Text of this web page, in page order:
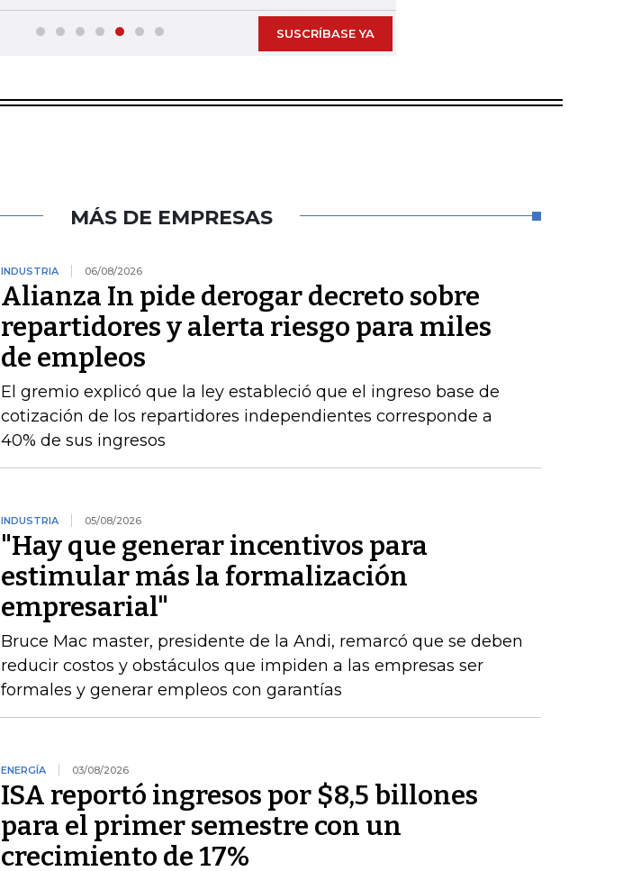
SUSCRÍBASE YA
MÁS DE EMPRESAS
INDUSTRIA 06/08/2026
Alianza In pide derogar decreto sobre
repartidores y alerta riesgo para miles
de empleos
El gremio explicó que la ley estableció que el ingreso base de
cotización de los repartidores independientes corresponde a
40% de sus ingresos
INDUSTRIA 05/08/2026
"Hay que generar incentivos para
estimular más la formalización
empresarial"
Bruce Mac master, presidente de la Andi, remarcó que se deben
reducir costos y obstáculos que impiden a las empresas ser
formales y generar empleos con garantías
ENERGÍA 03/08/2026
ISA reportó ingresos por $8,5 billones
para el primer semestre con un
crecimiento de 17%